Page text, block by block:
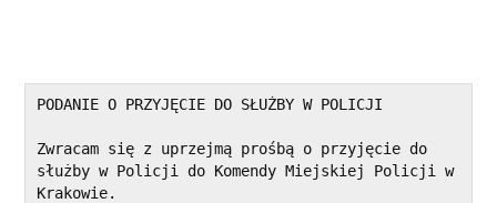
PODANIE O PRZYJĘCIE DO SŁUŻBY W POLICJI
Zwracam się z uprzejmą prośbą o przyjęcie do
służby w Policji do Komendy Miejskiej Policji w
Krakowie.